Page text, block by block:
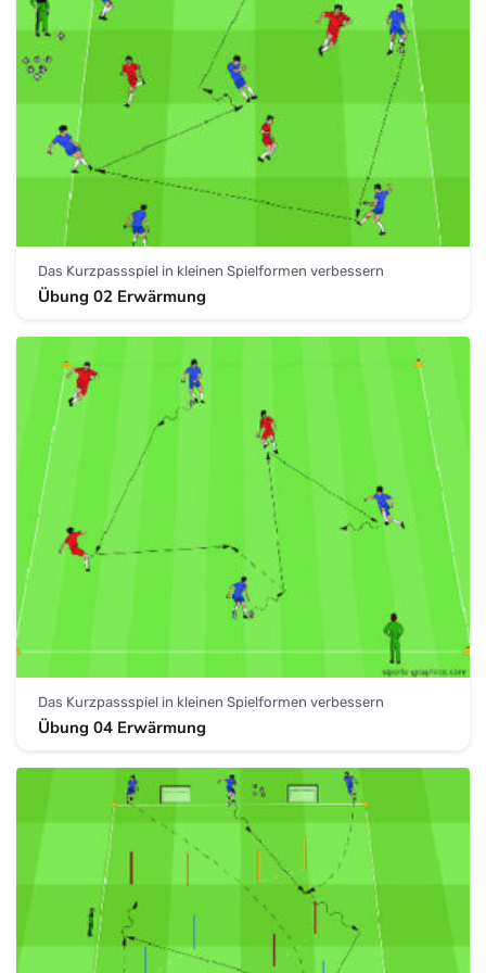
Das Kurzpassspiel in kleinen Spielformen verbessern
Übung 02 Erwärmung
Das Kurzpassspiel in kleinen Spielformen verbessern
Übung 04 Erwärmung